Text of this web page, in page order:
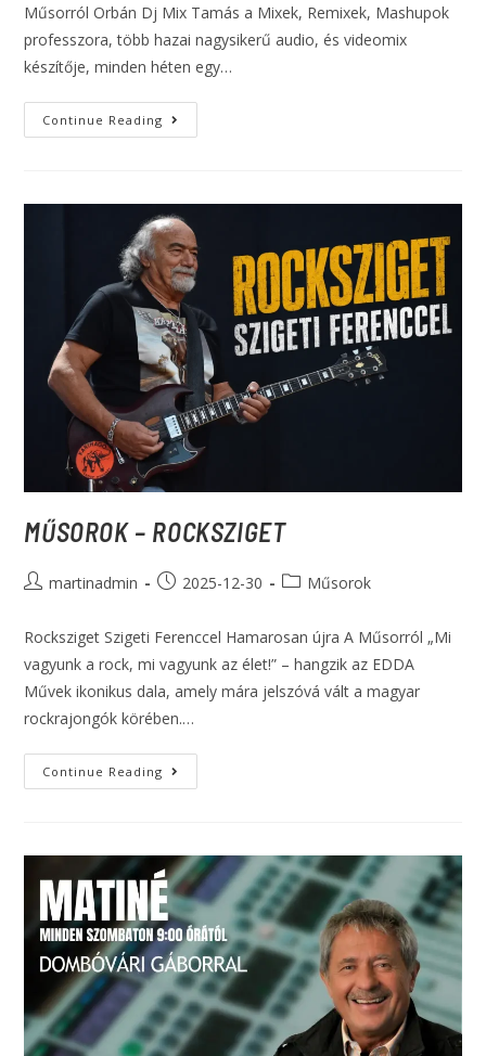
Műsorról Orbán Dj Mix Tamás a Mixek, Remixek, Mashupok
professzora, több hazai nagysikerű audio, és videomix
készítője, minden héten egy…
Continue Reading
MŰSOROK – ROCKSZIGET
martinadmin 2025-12-30 Műsorok
Rocksziget Szigeti Ferenccel Hamarosan újra A Műsorról „Mi
vagyunk a rock, mi vagyunk az élet!” – hangzik az EDDA
Művek ikonikus dala, amely mára jelszóvá vált a magyar
rockrajongók körében.…
Continue Reading